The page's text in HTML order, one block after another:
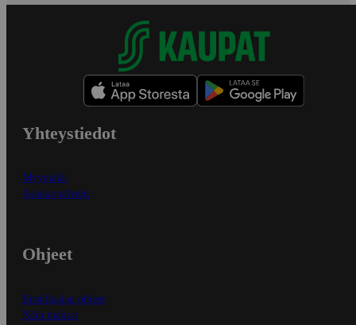
Yhteystiedot
Myymälät
Asiakaspalvelu
Ohjeet
Ensitilaajan ohjeet
Näin maksat